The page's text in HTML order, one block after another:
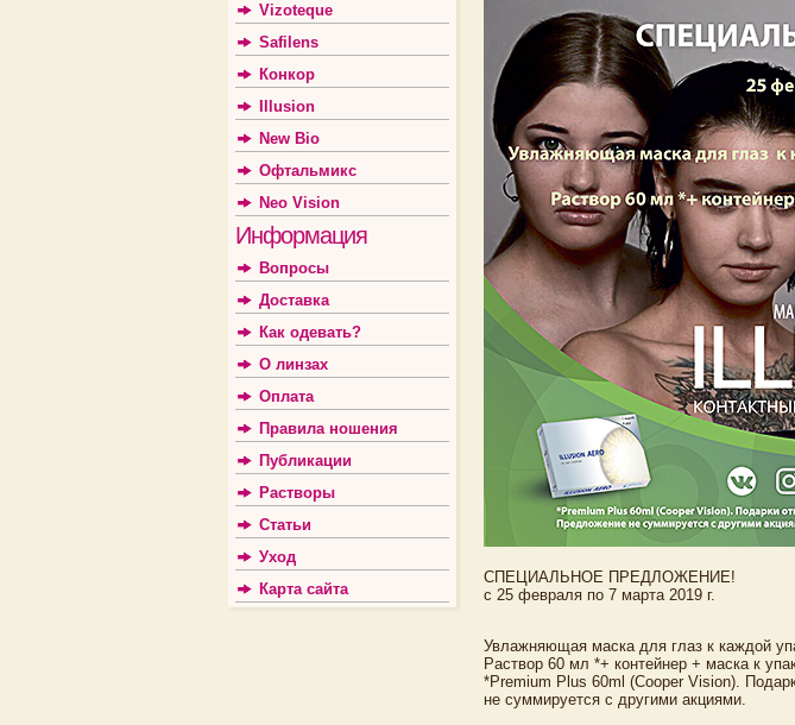
Vizoteque
Safilens
Конкор
Illusion
New Bio
Офтальмикс
Neo Vision
Информация
Вопросы
Доставка
Как одевать?
О линзах
Оплата
Правила ношения
Публикации
Растворы
Статьи
Уход
Карта сайта
СПЕЦИАЛЬНОЕ ПРЕДЛОЖЕНИЕ!
с 25 февраля по 7 марта 2019 г.
Увлажняющая маска для глаз к каждой
Раствор 60 мл *+ контейнер + маска к
*Premium Plus 60ml (Cooper Vision).
не суммируется с другими акциями.